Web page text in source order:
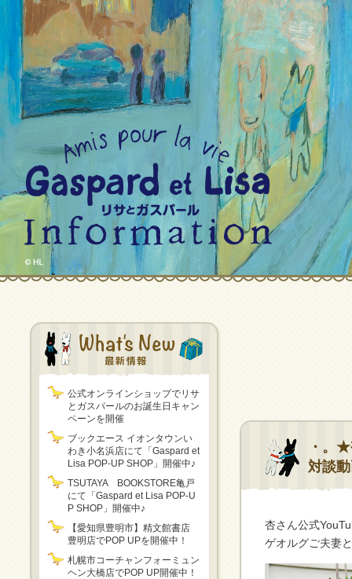
公式オンラインショップでリサ
とガスパールのお誕生日キャン
ペーンを開催
ブックエース イオンタウンい
わき小名浜店にて「Gaspard et
Lisa POP-UP SHOP」開催中♪
TSUTAYA BOOKSTORE亀戸
にて「Gaspard et Lisa POP-U
P SHOP」開催中♪
【愛知県豊明市】精文館書店
豊明店でPOP UPを開催中！
札幌市コーチャンフォーミュン
ヘン大橋店でPOP UP開催中！
・。
対談
杏さん公式
ゲオルグご夫妻